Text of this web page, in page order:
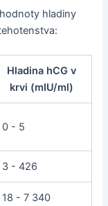
hladiny
Hladina hCG v
krvi (mIU/ml)
0 - 5
3 - 426
18 - 7 340